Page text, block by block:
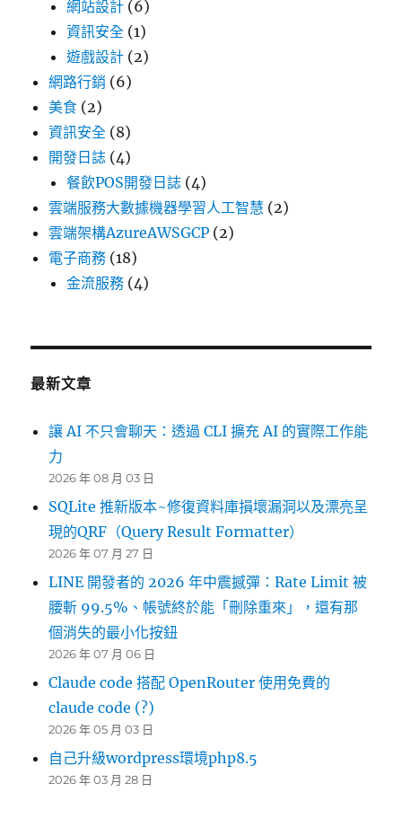
網站設計 (6)
資訊安全 (1)
遊戲設計 (2)
網路行銷 (6)
美食 (2)
資訊安全 (8)
開發日誌 (4)
餐飲POS開發日誌 (4)
雲端服務大數據機器學習人工智慧 (2)
雲端架構AzureAWSGCP (2)
電子商務 (18)
金流服務 (4)
最新文章
讓 AI 不只會聊天：透過 CLI 擴充 AI 的實際工作能
力
2026 年 08 月 03 日
SQLite 推新版本~修復資料庫損壞漏洞以及漂亮呈
現的QRF（Query Result Formatter）
2026 年 07 月 27 日
LINE 開發者的 2026 年中震撼彈：Rate Limit 被
腰斬 99.5%、帳號終於能「刪除重來」，還有那
個消失的最小化按鈕
2026 年 07 月 06 日
Claude code 搭配 OpenRouter 使用免費的
claude code (?)
2026 年 05 月 03 日
自己升級wordpress環境php8.5
2026 年 03 月 28 日